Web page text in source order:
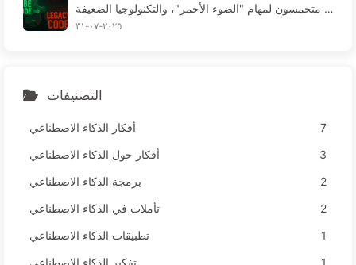
ل متحمسون لمهام "الضوء الأحمر"، والتكنولوجيا الضعيفة
تؤدي لمعاناة الموظفين — تعلم الذكاء الاصطناعي ببطء 1
٢٠٢٥-٠٧-٣١
التصنيفات
أفكار الذكاء الاصطناعي
7
أفكار حول الذكاء الاصطناعي
3
برمجة الذكاء الاصطناعي
2
تأملات في الذكاء الاصطناعي
2
تطبيقات الذكاء الاصطناعي
1
تفكير الذكاء الاصطناعي
1